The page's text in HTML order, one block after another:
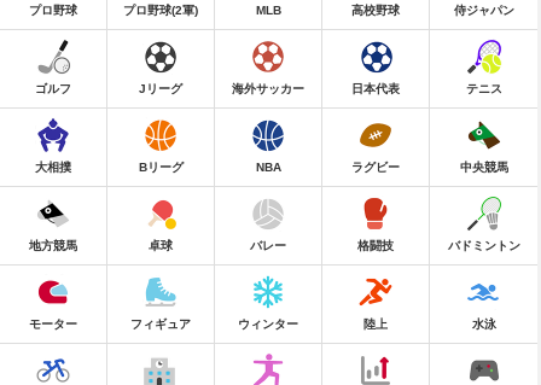
プロ野球 プロ野球(2軍) MLB 高校野球 侍ジャパン
ゴルフ Jリーグ 海外サッカー 日本代表 テニス
大相撲 Bリーグ NBA ラグビー 中央競馬
地方競馬 卓球 バレー 格闘技 バドミントン
モーター フィギュア ウィンター 陸上 水泳